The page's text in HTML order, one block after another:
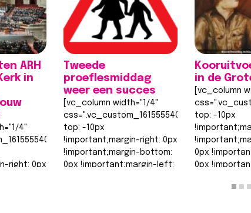
ARH
in
4"
right: 0px
Tweede
proeflesmiddag
weer een succes
[vc_column width="1/4"
css=".vc_custom_1615555402682{margin-
top: -10px
!important;margin-right: 0px
!important;margin-bottom:
0px !important;margin-left:
in de
[vc_column
top: -10px
0px
0px